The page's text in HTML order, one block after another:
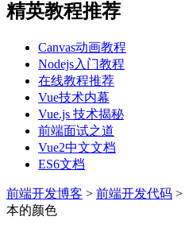
精英教程推荐
Canvas动画教程
Nodejs入门教程
在线教程推荐
Vue技术内幕
Vue.js 技术揭秘
前端面试之道
Vue2中文文档
ES6文档
前端开发博客 > 前端开发代码 >
本的颜色